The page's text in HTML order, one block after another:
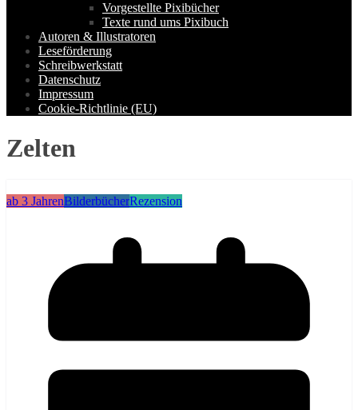
Vorgestellte Pixibücher
Texte rund ums Pixibuch
Autoren & Illustratoren
Leseförderung
Schreibwerkstatt
Datenschutz
Impressum
Cookie-Richtlinie (EU)
Zelten
ab 3 JahrenBilderbücherRezension